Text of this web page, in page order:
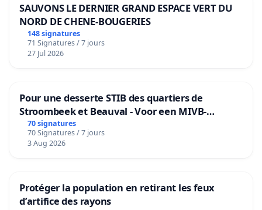
SAUVONS LE DERNIER GRAND ESPACE VERT DU
NORD DE CHENE-BOUGERIES
148 signatures
71 Signatures / 7 jours
27 Jul 2026
Pour une desserte STIB des quartiers de
Stroombeek et Beauval - Voor een MIVB-
bediening van de wijken Strombeek en Het
Voor
70 signatures
70 Signatures / 7 jours
3 Aug 2026
Protéger la population en retirant les feux
d’artifice des rayons